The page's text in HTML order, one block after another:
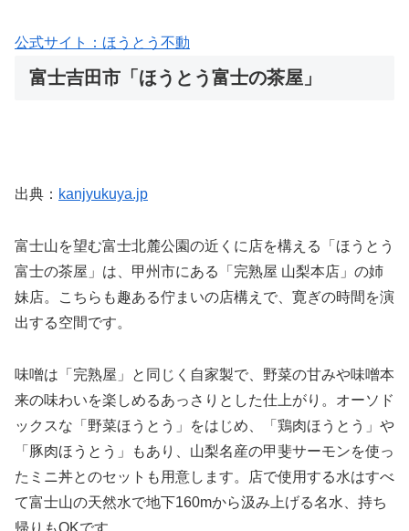
公式サイト：ほうとう不動
富士吉田市「ほうとう富士の茶屋」
出典： kanjyukuya.jp
富士山を望む富士北麓公園の近くに店を構える「ほうとう
富士の茶屋」は、甲州市にある「完熟屋 山梨本店」の姉
妹店。こちらも趣ある佇まいの店構えで、寛ぎの時間を演
出する空間です。
味噌は「完熟屋」と同じく自家製で、野菜の甘みや味噌本
来の味わいを楽しめるあっさりとした仕上がり。オーソド
ックスな「野菜ほうとう」をはじめ、「鶏肉ほうとう」や
「豚肉ほうとう」もあり、山梨名産の甲斐サーモンを使っ
たミニ丼とのセットも用意します。店で使用する水はすべ
て富士山の天然水で地下160mから汲み上げる名水、持ち
帰りもOKです。